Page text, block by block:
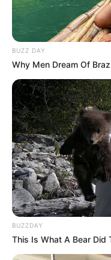
BUZZ DAY
Why Men Dream Of
BUZZDAY
This Is What A Bear Did